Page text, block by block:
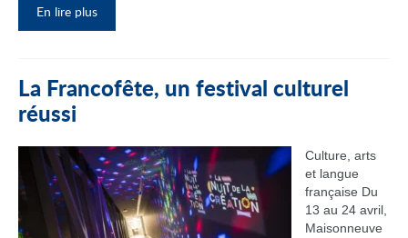
En lire plus
La Francofête, un festival culturel
réussi
Culture, arts
et langue
française Du
13 au 24 avril,
Maisonneuve